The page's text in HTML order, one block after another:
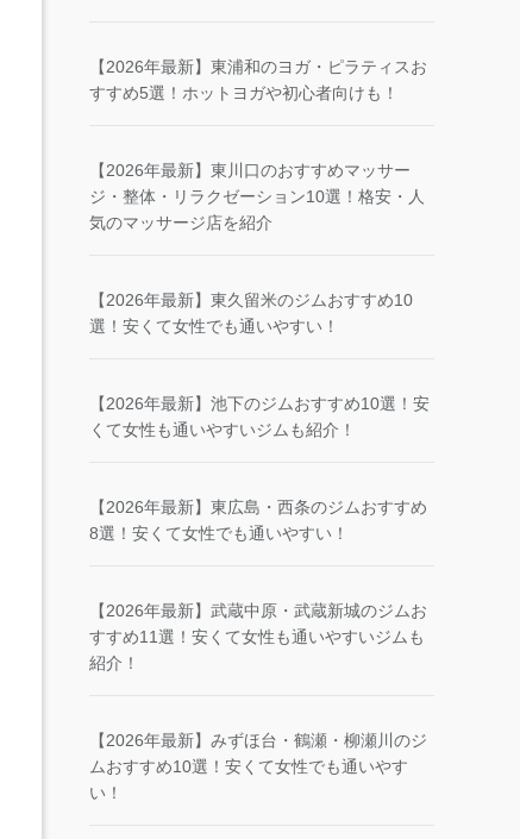
【2026年最新】東浦和のヨガ・ピラティスお
すすめ5選！ホットヨガや初心者向けも！
【2026年最新】東川口のおすすめマッサー
ジ・整体・リラクゼーション10選！格安・人
気のマッサージ店を紹介
【2026年最新】東久留米のジムおすすめ10
選！安くて女性でも通いやすい！
【2026年最新】池下のジムおすすめ10選！安
くて女性も通いやすいジムも紹介！
【2026年最新】東広島・西条のジムおすすめ
8選！安くて女性でも通いやすい！
【2026年最新】武蔵中原・武蔵新城のジムお
すすめ11選！安くて女性も通いやすいジムも
紹介！
【2026年最新】みずほ台・鶴瀬・柳瀬川のジ
ムおすすめ10選！安くて女性でも通いやす
い！